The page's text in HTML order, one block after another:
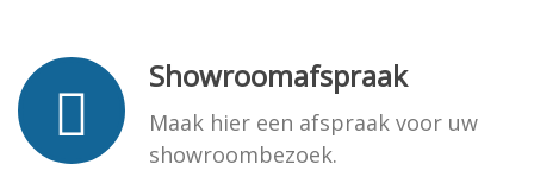
Showroomafspraak
Maak hier een afspraak voor uw
showroombezoek.